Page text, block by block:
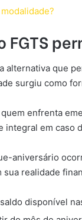
alternativa que
surgiu como
enfrenta
integral em caso
aniversário
sua realidade
disponível